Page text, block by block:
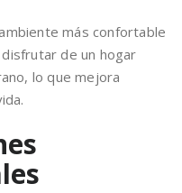
más confortable
de un hogar
lo que mejora